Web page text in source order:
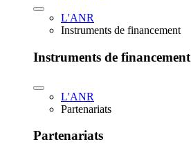
L'ANR
Instruments de financement
Instruments de financement
L'ANR
Partenariats
Partenariats